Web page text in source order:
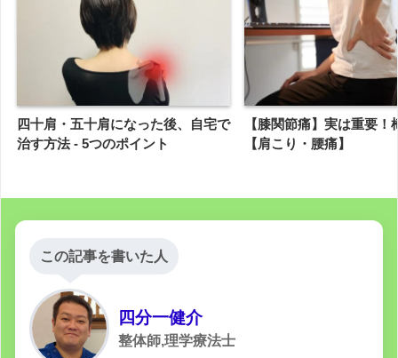
四十肩・五十肩になった後、自宅で
治す方法 - 5つのポイント
【膝関節痛】実は重要！
【肩こり・腰痛】
この記事を書いた人
四分一健介
整体師,理学療法士